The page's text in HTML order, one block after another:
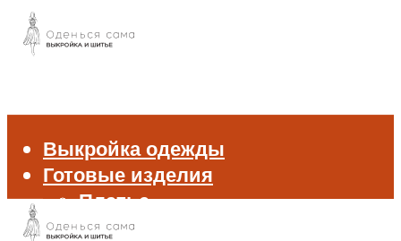
Выкройка одежды
Готовые изделия
Платье
Брюки